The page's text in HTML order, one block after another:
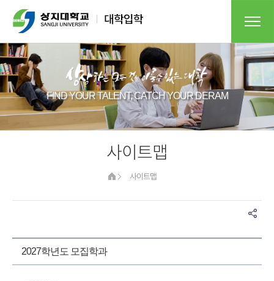
FIND YOUR TALENT, CATCH YOUR DERAM​
사이트맵
사이트맵
2027학년도 모집학과